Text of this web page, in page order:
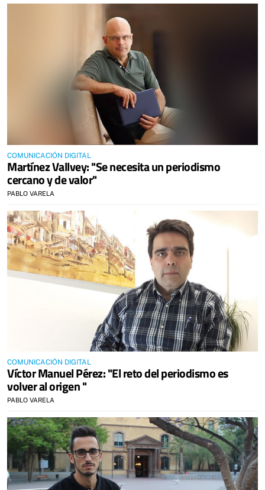
COMUNICACIÓN DIGITAL
Martínez Vallvey: "Se necesita un periodismo
cercano y de valor"
PABLO VARELA
COMUNICACIÓN DIGITAL
Víctor Manuel Pérez: "El reto del periodismo es
volver al origen "
PABLO VARELA